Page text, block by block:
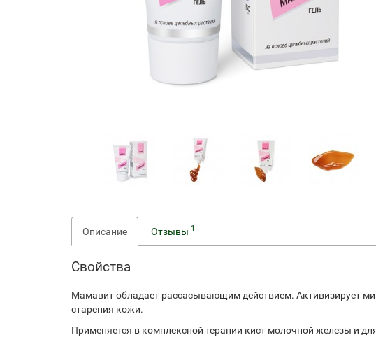
Описание Отзывы 1
Свойства
Мамавит обладает рассасывающим действием. Активизирует
старения кожи.
Применяется в комплексной терапии кист молочной железы и